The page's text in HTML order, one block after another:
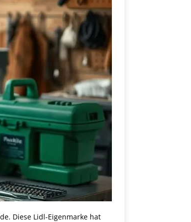
Diese Lidl-Eigenmarke hat